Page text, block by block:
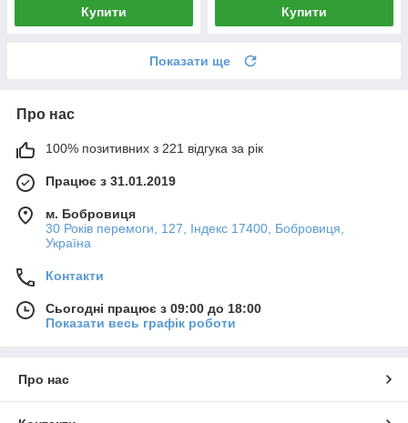
Купити Купити
Показати ще
Про нас
100% позитивних з 221 відгука за рік
Працює з 31.01.2019
м. Бобровиця
30 Років перемоги, 127, Індекс 17400, Бобровиця,
Україна
Контакти
Сьогодні працює з 09:00 до 18:00
Показати весь графік роботи
Про нас